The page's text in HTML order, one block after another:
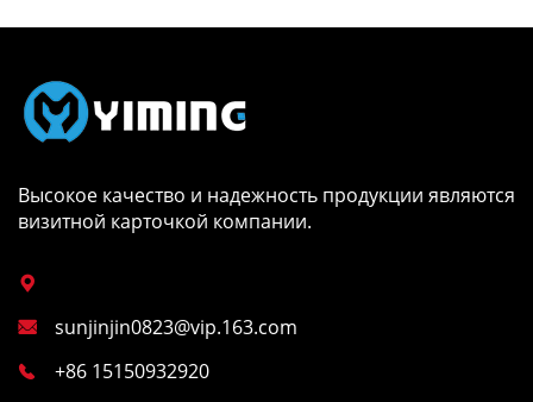
Высокое качество и надежность продукции являются
визитной карточкой компании.

 sunjinjin0823@vip.163.com
 +86 15150932920